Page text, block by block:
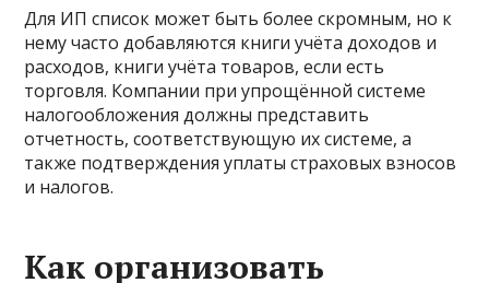
Для ИП список может быть более скромным, но к
нему часто добавляются книги учёта доходов и
расходов, книги учёта товаров, если есть
торговля. Компании при упрощённой системе
налогообложения должны представить
отчетность, соответствующую их системе, а
также подтверждения уплаты страховых взносов
и налогов.
Как организовать